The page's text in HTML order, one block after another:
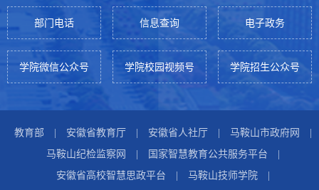
部门电话 信息查询 电子政务
学院微信公众号 学院校园视频号 学院招生公众号
教育部 | 安徽省教育厅 | 安徽省人社厅 | 马鞍山市政府网
|
马鞍山纪检监察网
| 国家智慧教育公共服务平台
|
安徽省高校智慧思政平台
| 马鞍山技师学院 |